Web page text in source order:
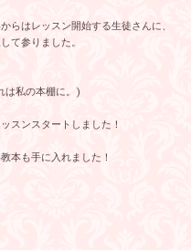
らはレッスン開始する生徒さんに、
て参りました。
は私の本棚に。)
スンスタートしました！
本も手に入れました！